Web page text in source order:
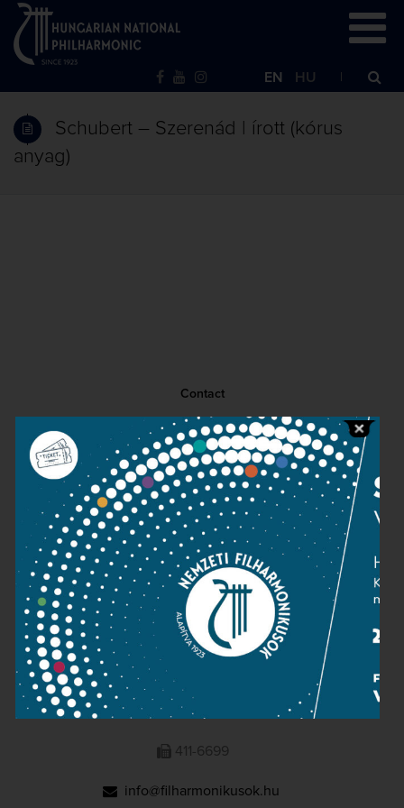
EN HU
Schubert – Szerenád | írott (kórus
anyag)
Contact
Public information
Press room
Terms and privacy
Imprint
NATIONAL PHILHARMONIC
1095 Budapest, Komor Marcell u. 1. (Müpa)
411-6600
411-6699
info@filharmonikusok.hu